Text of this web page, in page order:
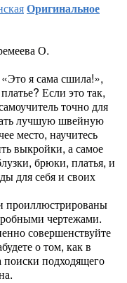
Оригинальное
О.
я сама сшила!»,
Если это так,
точно для
лучшую швейную
место, научитесь
выкройки, а самое
брюки, платья, и
для себя и своих
проиллюстрированы
чертежами.
совершенствуйте
о том, как в
поиски подходящего